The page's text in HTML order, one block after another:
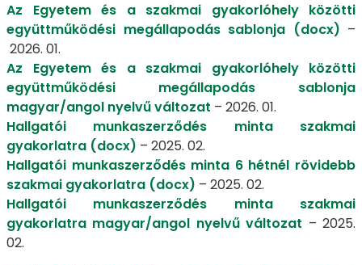
Az Egyetem és a szakmai gyakorlóhely közötti
együttműködési megállapodás sablonja (docx) –
2026. 01.
Az Egyetem és a szakmai gyakorlóhely közötti
együttműködési megállapodás sablonja
magyar/angol nyelvű változat – 2026. 01.
Hallgatói munkaszerződés minta szakmai
gyakorlatra (docx)​​​​​ – 2025. 02.
Hallgatói munkaszerződés minta 6 hétnél rövidebb
szakmai gyakorlatra (docx)​​​​​ – 2025. 02.
Hallgatói munkaszerződés minta szakmai
gyakorlatra magyar/angol nyelvű változat – 2025.
02.